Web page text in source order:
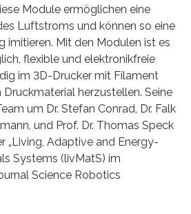
Module ermöglichen eine
Luftstroms und können so eine
imitieren. Mit den Modulen ist es
flexible und elektronikfreie
im 3D-Drucker mit Filament
herzustellen. Seine
um Dr. Stefan Conrad, Dr. Falk
und Prof. Dr. Thomas Speck
„Living, Adaptive and Energy-
Systems (livMatS) im
Science Robotics